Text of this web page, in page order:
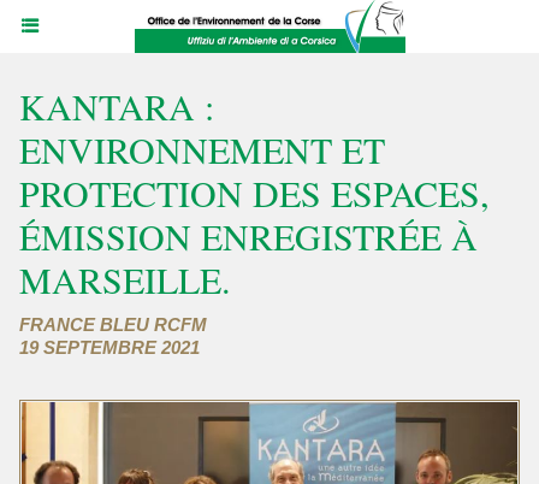
KANTARA :
ENVIRONNEMENT ET
PROTECTION DES ESPACES,
ÉMISSION ENREGISTRÉE À
MARSEILLE.
FRANCE BLEU RCFM
19 SEPTEMBRE 2021